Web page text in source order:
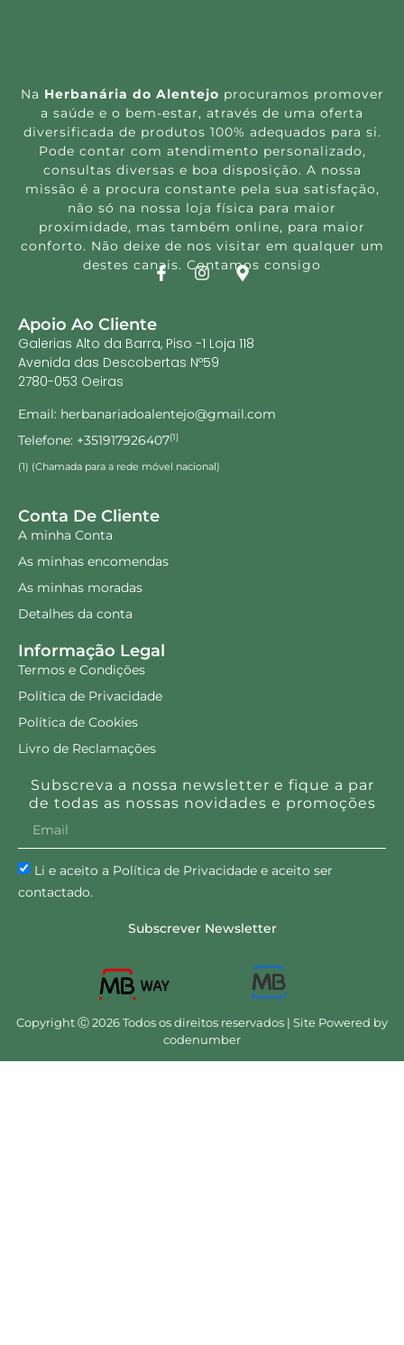
Na Herbanária do Alentejo procuramos promover
a saúde e o bem-estar, através de uma oferta
diversificada de produtos 100% adequados para si.
Pode contar com atendimento personalizado,
consultas diversas e boa disposição. A nossa
missão é a procura constante pela sua satisfação,
não só na nossa loja física para maior
proximidade, mas também online, para maior
conforto. Não deixe de nos visitar em qualquer um
destes canais. Contamos consigo
Apoio Ao Cliente
Galerias Alto da Barra, Piso -1 Loja 118
Avenida das Descobertas Nº59
2780-053 Oeiras
Email: herbanariadoalentejo@gmail.com
Telefone: +351917926407(1)
(1) (Chamada para a rede móvel nacional)
Conta De Cliente
A minha Conta
As minhas encomendas
As minhas moradas
Detalhes da conta
Informação Legal
Termos e Condições
Política de Privacidade
Política de Cookies
Livro de Reclamações
Subscreva a nossa newsletter e fique a par
de todas as nossas novidades e promoções
Li e aceito a Política de Privacidade e aceito ser
contactado.
Subscrever Newsletter
Copyright Ⓒ 2026 Todos os direitos reservados | Site Powered by
codenumber